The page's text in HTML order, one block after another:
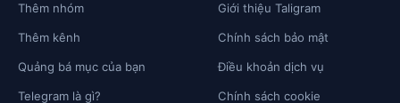
Thêm nhóm
Thêm kênh
Quảng bá mục của bạn
Telegram là gì?
Giới thiệu Taligram
Chính sách bảo mật
Điều khoản dịch vụ
Chính sách cookie